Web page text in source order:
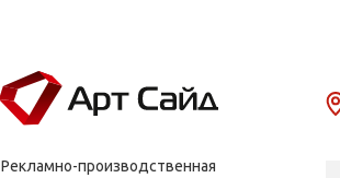
Рекламно-производственная